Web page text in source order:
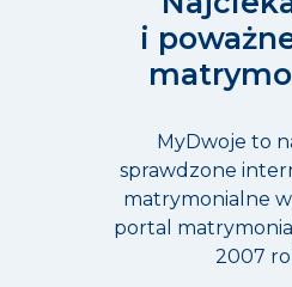
i
MyDwoje to
sprawdzone
matrymonialne w
portal
2007